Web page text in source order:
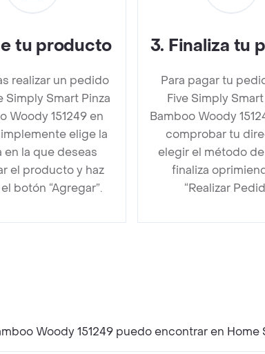
tu producto
realizar un pedido
Simply Smart Pinza
Woody 151249 en
elige la
en la que deseas
el producto y haz
botón “Agregar”.
3. Finaliza tu
Para pagar tu
Five Simply
Bamboo Woody
comprobar tu
elegir el método
finaliza
“Realizar
Woody 151249 puedo encontrar en Home